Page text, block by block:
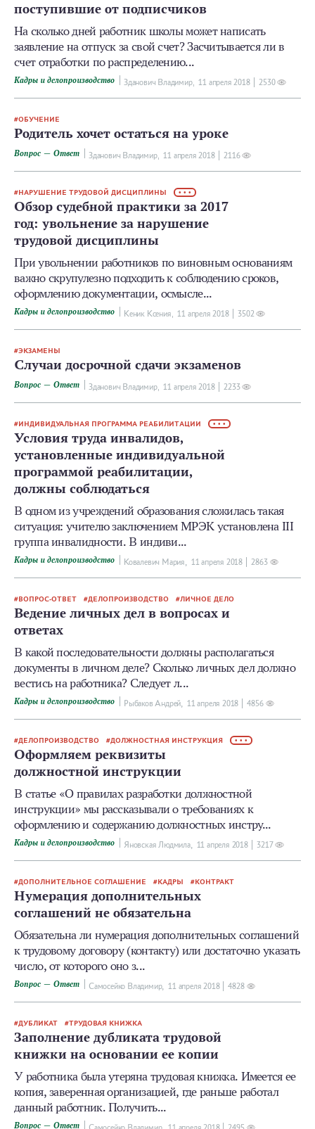
поступившие от подписчиков
На сколько дней работник школы может написать
заявление на отпуск за свой счет? Засчитывается ли в
счет отработки по распределению...
Кадры и делопроизводство Зданович Владимир, 11 апреля 2018 2530
ОБУЧЕНИЕ
Родитель хочет остаться на уроке
Вопрос — Ответ Зданович Владимир, 11 апреля 2018 2116
НАРУШЕНИЕ ТРУДОВОЙ ДИСЦИПЛИНЫ • • •
Обзор судебной практики за 2017
год: увольнение за нарушение
трудовой дисциплины
При увольнении работников по виновным основаниям
важно скрупулезно подходить к соблюдению сроков,
оформлению документации, осмысле...
Кадры и делопроизводство Кеник Ксения, 11 апреля 2018 3502
ЭКЗАМЕНЫ
Случаи досрочной сдачи экзаменов
Вопрос — Ответ Зданович Владимир, 11 апреля 2018 2233
ИНДИВИДУАЛЬНАЯ ПРОГРАММА РЕАБИЛИТАЦИИ • • •
Условия труда инвалидов,
установленные индивидуальной
программой реабилитации,
должны соблюдаться
В одном из учреждений образования сложилась такая
ситуация: учителю заключением МРЭК установлена III
группа инвалидности. В индиви...
Кадры и делопроизводство Ковалевич Мария, 11 апреля 2018 2863
ВОПРОС-ОТВЕТ ДЕЛОПРОИЗВОДСТВО ЛИЧНОЕ ДЕЛО
Ведение личных дел в вопросах и
ответах
В какой последовательности должны располагаться
документы в личном деле? Сколько личных дел должно
вестись на работника? Следует л...
Кадры и делопроизводство Рыбаков Андрей, 11 апреля 2018 4856
ДЕЛОПРОИЗВОДСТВО ДОЛЖНОСТНАЯ ИНСТРУКЦИЯ • • •
Оформляем реквизиты
должностной инструкции
В статье «О правилах разработки должностной
инструкции» мы рассказывали о требованиях к
оформлению и содержанию должностных инстру...
Кадры и делопроизводство Яновская Людмила, 11 апреля 2018 3217
ДОПОЛНИТЕЛЬНОЕ СОГЛАШЕНИЕ КАДРЫ КОНТРАКТ
Нумерация дополнительных
соглашений не обязательна
Обязательна ли нумерация дополнительных соглашений
к трудовому договору (контакту) или достаточно указать
число, от которого оно з...
Вопрос — Ответ Самосейко Владимир, 11 апреля 2018 4828
ДУБЛИКАТ ТРУДОВАЯ КНИЖКА
Заполнение дубликата трудовой
книжки на основании ее копии
У работника была утеряна трудовая книжка. Имеется ее
копия, заверенная организацией, где раньше работал
данный работник. Получить...
Вопрос — Ответ